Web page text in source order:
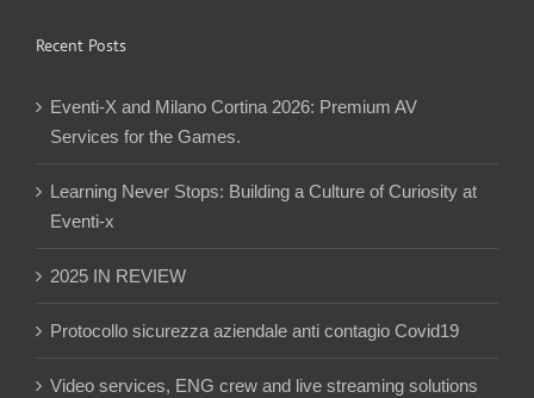
Recent Posts
Eventi-X and Milano Cortina 2026: Premium AV
Services for the Games.
Learning Never Stops: Building a Culture of Curiosity at
Eventi-x
2025 IN REVIEW
Protocollo sicurezza aziendale anti contagio Covid19
Video services, ENG crew and live streaming solutions